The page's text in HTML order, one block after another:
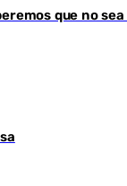
que no sea